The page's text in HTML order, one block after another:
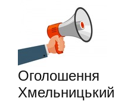
Оголошення
Хмельницький